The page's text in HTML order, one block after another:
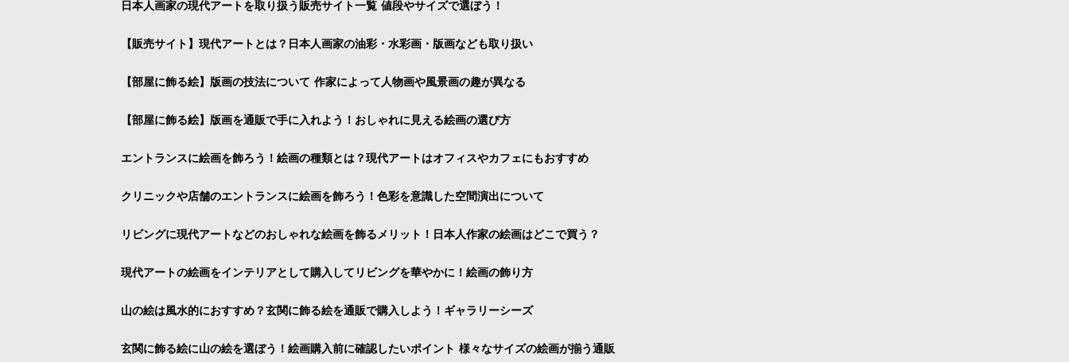
日本人画家の現代アートを取り扱う販売サイト一覧 値段やサイズで選ぼう！
【販売サイト】現代アートとは？日本人画家の油彩・水彩画・版画なども取り扱い
【部屋に飾る絵】版画の技法について 作家によって人物画や風景画の趣が異なる
【部屋に飾る絵】版画を通販で手に入れよう！おしゃれに見える絵画の選び方
エントランスに絵画を飾ろう！絵画の種類とは？現代アートはオフィスやカフェにもおすすめ
クリニックや店舗のエントランスに絵画を飾ろう！色彩を意識した空間演出について
リビングに現代アートなどのおしゃれな絵画を飾るメリット！日本人作家の絵画はどこで買う？
現代アートの絵画をインテリアとして購入してリビングを華やかに！絵画の飾り方
山の絵は風水的におすすめ？玄関に飾る絵を通販で購入しよう！ギャラリーシーズ
玄関に飾る絵に山の絵を選ぼう！絵画購入前に確認したいポイント 様々なサイズの絵画が揃う通販